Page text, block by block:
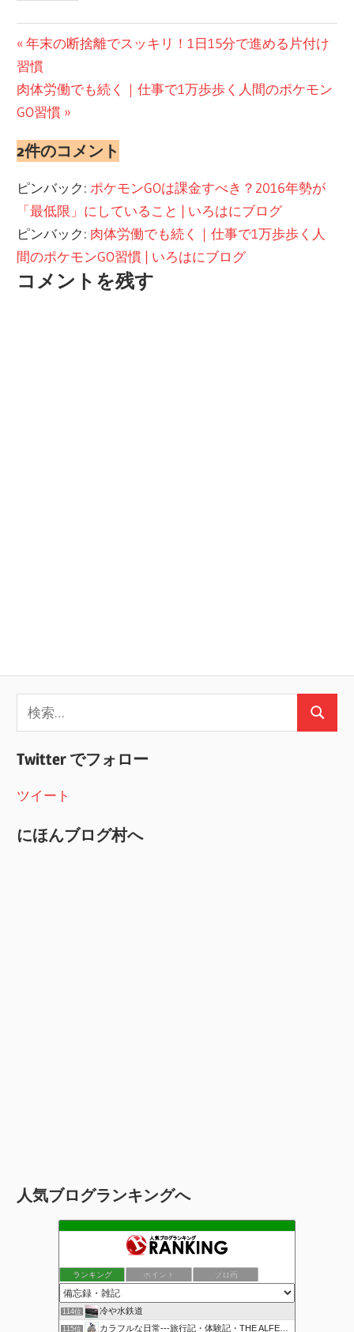
投
稿
ナ
ビ
ゲ
ー
シ
ョ
ン
前
の
投
稿:
年末の断捨離でスッキリ！1日15分で進める片付け
習慣
次
の
稿:
肉体労働でも続く｜仕事で1万歩歩く人間のポケモン
GO習慣
2件のコメント
ピンバック: ポケモンGOは課金すべき？2016年勢が
「最低限」にしていること | いろはにブログ
ピンバック: 肉体労働でも続く｜仕事で1万歩歩く人
間のポケモンGO習慣 | いろはにブログ
コメントを残す
索:
検
Twitter でフォロー
ツイート
にほんブログ村へ
人気ブログランキングへ
ランキング ポイント ブロ画
114位 冷や水鉄道
115位 カラフルな日常---旅行記・体験記・THE ALFEE---